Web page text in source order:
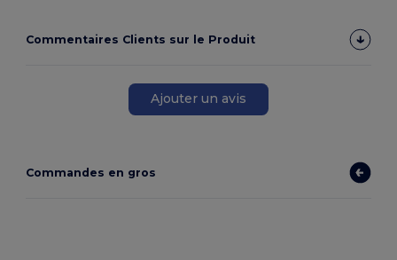
Commentaires Clients sur le Produit
Ajouter un avis
Commandes en gros